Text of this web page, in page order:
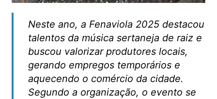
Neste ano, a Fenaviola 2025 destacou
talentos da música sertaneja de raiz e
buscou valorizar produtores locais,
gerando empregos temporários e
aquecendo o comércio da cidade.
Segundo a organização, o evento se